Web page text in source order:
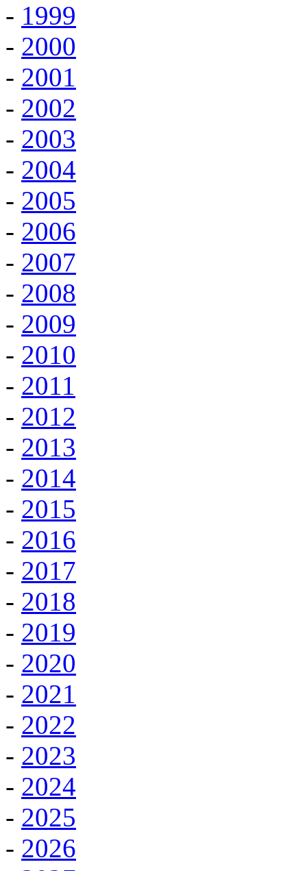
- 1999
- 2000
- 2001
- 2002
- 2003
- 2004
- 2005
- 2006
- 2007
- 2008
- 2009
- 2010
- 2011
- 2012
- 2013
- 2014
- 2015
- 2016
- 2017
- 2018
- 2019
- 2020
- 2021
- 2022
- 2023
- 2024
- 2025
- 2026